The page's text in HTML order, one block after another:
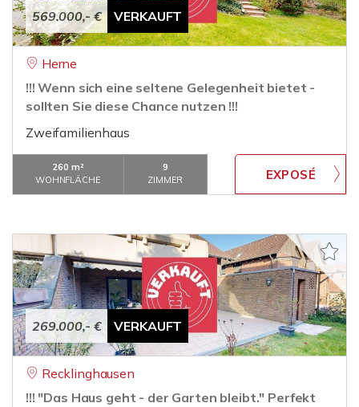
569.000,- € VERKAUFT
Herne
!!! Wenn sich eine seltene Gelegenheit bietet -
sollten Sie diese Chance nutzen !!!
Zweifamilienhaus
260 m²
WOHNFLÄCHE
9
ZIMMER
269.000,- € VERKAUFT
Recklinghausen
!!! "Das Haus geht - der Garten bleibt." Perfekt